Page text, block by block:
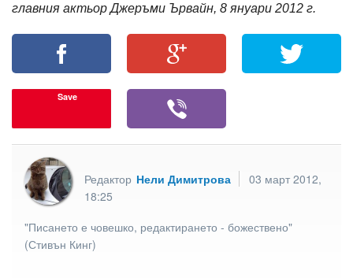
главния актьор Джеръми Ървайн, 8 януари 2012 г.
Save
Редактор Нели Димитрова
03 март 2012,
18:25
"Писането е човешко, редактирането - божествено"
(Стивън Кинг)